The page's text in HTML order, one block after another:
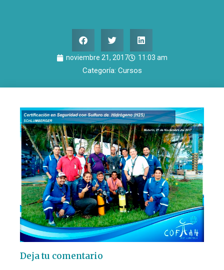
noviembre 21, 2017 11:03 am
Categoría: Cursos
Deja tu comentario